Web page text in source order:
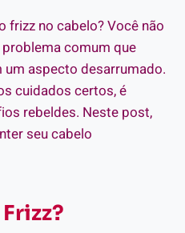
frizz no cabelo? Você não
comum que
aspecto desarrumado.
cuidados certos, é
rebeldes. Neste post,
seu cabelo